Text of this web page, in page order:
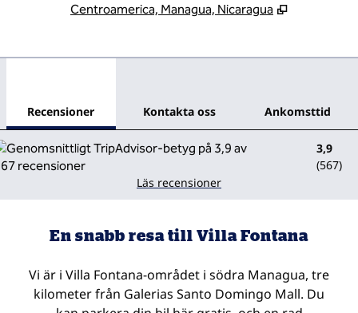
Centroamerica, Managua, Nicaragua
Recensioner Kontakta oss Ankomsttid
3,9
(567)
Läs recensioner
En snabb resa till Villa Fontana
Vi är i Villa Fontana-området i södra Managua, tre
kilometer från Galerias Santo Domingo Mall. Du